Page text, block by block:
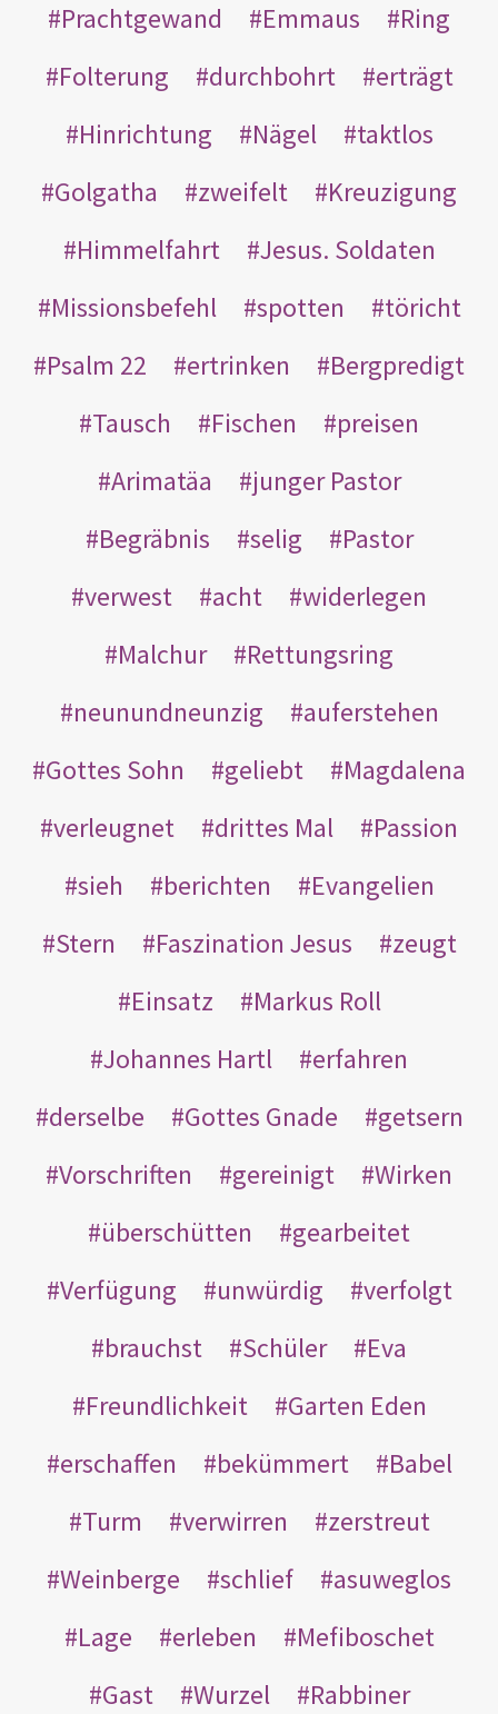
Prachtgewand
Emmaus
Ring
Folterung
durchbohrt
erträgt
Hinrichtung
Nägel
taktlos
Golgatha
zweifelt
Kreuzigung
Himmelfahrt
Jesus. Soldaten
Missionsbefehl
spotten
töricht
Psalm 22
ertrinken
Bergpredigt
Tausch
Fischen
preisen
Arimatäa
junger Pastor
Begräbnis
selig
Pastor
verwest
acht
widerlegen
Malchur
Rettungsring
neunundneunzig
auferstehen
Gottes Sohn
geliebt
Magdalena
verleugnet
drittes Mal
Passion
sieh
berichten
Evangelien
Stern
Faszination Jesus
zeugt
Einsatz
Markus Roll
Johannes Hartl
erfahren
derselbe
Gottes Gnade
getsern
Vorschriften
gereinigt
Wirken
überschütten
gearbeitet
Verfügung
unwürdig
verfolgt
brauchst
Schüler
Eva
Freundlichkeit
Garten Eden
erschaffen
bekümmert
Babel
Turm
verwirren
zerstreut
Weinberge
schlief
asuweglos
Lage
erleben
Mefiboschet
Gast
Wurzel
Rabbiner